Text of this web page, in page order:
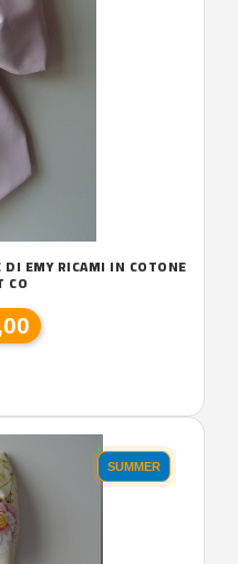
EMY RICAMI IN COTONE
CO
SUMMER